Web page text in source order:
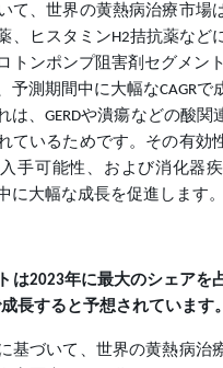
て、世界の黄熱病治療市場
、ヒスタミンH2拮抗薬など
トンポンプ阻害剤セグメン
予測期間中に大幅なCAGRで
は、GERDや潰瘍などの酸関
ているためです。その有効
手可能性、および消化器
に大幅な成長を促進します。
は2023年に最大のシェアを
長すると予想されています。
基づいて、世界の黄熱病治